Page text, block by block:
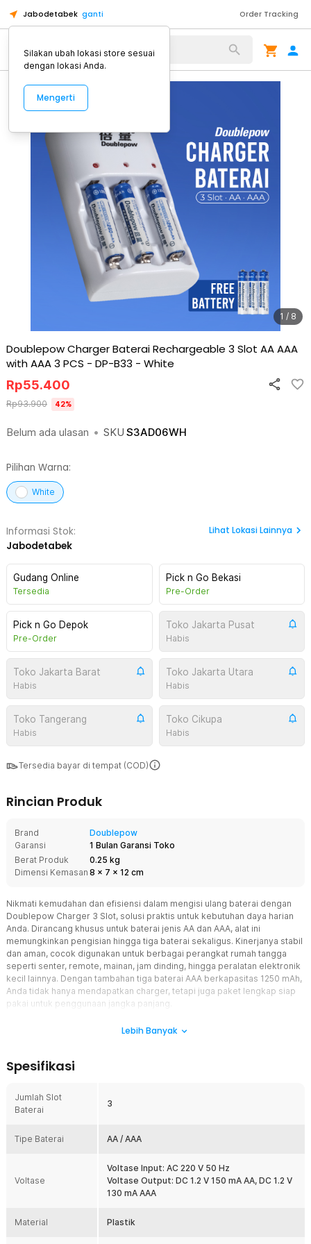
Jabodetabek ganti Order Tracking
Alat Kopi
1 / 8
Doublepow Charger Baterai Rechargeable 3 Slot AA AAA
with AAA 3 PCS - DP-B33 - White
Belum ada ulasan • SKU S3AD06WH
Rp55.400
Rp93.900 42%
Pilihan Warna:
White
Informasi Stok:
Jabodetabek
Lihat Lokasi Lainnya
Gudang Online
Tersedia
Pick n Go Bekasi
Pre-Order
Pick n Go Depok
Pre-Order
Toko Jakarta Pusat
Habis
Toko Jakarta Barat
Habis
Toko Jakarta Utara
Habis
Toko Tangerang
Habis
Toko Cikupa
Habis
Tersedia bayar di tempat (COD)
Rincian Produk
Brand
Doublepow
Garansi
1 Bulan Garansi Toko
Berat Produk
0.25 kg
Dimensi Kemasan 8 x 7 x 12 cm
Nikmati kemudahan dan efisiensi dalam mengisi ulang baterai dengan
Doublepow Charger 3 Slot, solusi praktis untuk kebutuhan daya harian
Anda. Dirancang khusus untuk baterai jenis AA dan AAA, alat ini
memungkinkan pengisian hingga tiga baterai sekaligus. Kinerjanya stabil
dan aman, cocok digunakan untuk berbagai perangkat rumah tangga
seperti senter, remote, mainan, jam dinding, hingga peralatan elektronik
kecil lainnya. Dengan tambahan tiga baterai AAA berkapasitas 1250 mAh,
Anda tidak hanya mendapatkan charger, tetapi juga paket lengkap siap
pakai untuk penggunaan jangka panjang.
Doublepow menghadirkan desain dengan tiga slot pengisian yang
tiga baterai secara bersamaan tanpa khawatir akan penurunan
performa pengisian. Fitur ini sangat membantu bagi pengguna
Pengisi daya ini dilengkapi dengan lampu indikator cerdas yang
menunjukkan status pengisian secara real-time. Ketika baterai
penuh, sistem otomatis akan beralih ke mode pemeliharaan untuk
meninggalkan pengisian tanpa rasa khawatir terhadap risiko
Lebih Banyak
Spesifikasi
Jumlah Slot
Baterai
3
Tipe Baterai AA / AAA
Voltase
Voltase Input: AC 220 V 50 Hz
Voltase Output: DC 1.2 V 150 mA AA, DC 1.2 V
130 mA AAA
Material Plastik
Silakan ubah lokasi store sesuai
dengan lokasi Anda.
Mengerti